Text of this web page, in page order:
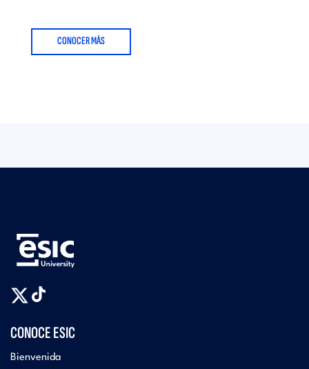
CONOCER MÁS
CONOCE ESIC
Bienvenida